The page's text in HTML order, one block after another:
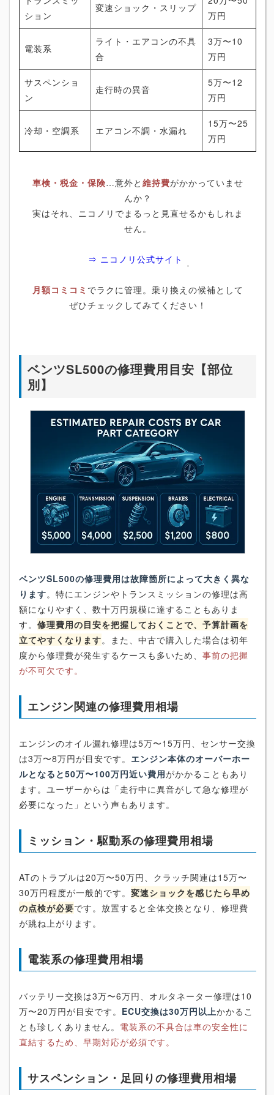
ション
変速ショック・スリップ
万円
電装系
ライト・エアコンの不具
合
3万〜10
万円
サスペンショ
ン
走行時の異音
5万〜12
万円
冷却・空調系 エアコン不調・水漏れ
15万〜25
万円
車検・税金・保険…意外と 維持費がかかっていませ
んか？
実はそれ、ニコノリでまるっと見直せるかもしれま
せん。
⇒ ニコノリ公式サイト
月額コミコミ でラクに管理。乗り換えの候補として
ぜひチェックしてみてください！
ベンツSL500の修理費用目安【部位
別】
ベンツSL500の修理費用は故障箇所によって大きく異な
ります。特にエンジンやトランスミッションの修理は高
額になりやすく、数十万円規模に達することもありま
す。 修理費用の目安を把握しておくことで、予算計画を
立てやすくなります。また、中古で購入した場合は初年
度から修理費が発生するケースも多いため、 事前の把握
が不可欠です。
エンジン関連の修理費用相場
エンジンのオイル漏れ修理は5万〜15万円、センサー交換
は3万〜8万円が目安です。 エンジン本体のオーバーホー
ルとなると50万〜100万円近い費用がかかることもあり
ます。ユーザーからは「走行中に異音がして急な修理が
必要になった」という声もあります。
ミッション・駆動系の修理費用相場
ATのトラブルは20万〜50万円、クラッチ関連は15万〜
30万円程度が一般的です。 変速ショックを感じたら早め
の点検が必要です。放置すると全体交換となり、修理費
が跳ね上がります。
電装系の修理費用相場
バッテリー交換は3万〜6万円、オルタネーター修理は10
万〜20万円が目安です。 ECU交換は30万円以上かかるこ
とも珍しくありません。 電装系の不具合は車の安全性に
直結するため、早期対応が必須です。
サスペンション・足回りの修理費用相場